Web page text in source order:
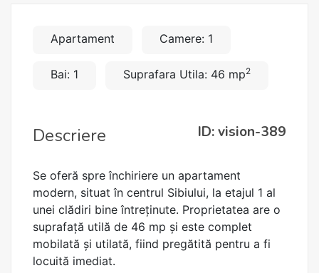
Apartament Camere: 1
Bai: 1 Suprafara Utila: 46 mp2
Descriere ID: vision-389
Se oferă spre închiriere un apartament
modern, situat în centrul Sibiului, la etajul 1 al
unei clădiri bine întreținute. Proprietatea are o
suprafață utilă de 46 mp și este complet
mobilată și utilată, fiind pregătită pentru a fi
locuită imediat.